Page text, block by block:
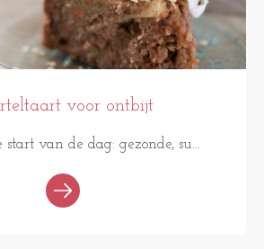
voor ontbijt
start van de dag: gezonde, su...